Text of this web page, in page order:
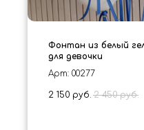
Фонтан из белый
для девочки
Арт: 00277
2 150 руб. 2 450 руб.